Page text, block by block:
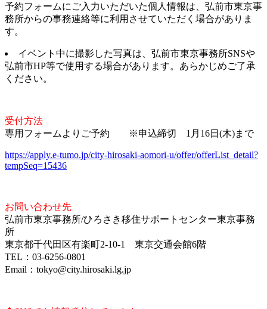
予約フォームにご入力いただいた個人情報は、弘前市東京事
務所からの事務連絡等に利用させていただく場合がありま
す。
イベント中に撮影した写真は、弘前市東京事務所SNSや
弘前市HP等で使用する場合があります。あらかじめご了承
ください。
受付方法
専用フォームよりご予約 ※申込締切 1月16日(木)まで
https://apply.e-tumo.jp/city-hirosaki-aomori-u/offer/offerList_detail?
tempSeq=15436
お問い合わせ先
弘前市東京事務所/ひろさき移住サポートセンター東京事務
所
東京都千代田区有楽町2-10-1 東京交通会館6階
TEL：03-6256-0801
Email：tokyo@city.hirosaki.lg.jp